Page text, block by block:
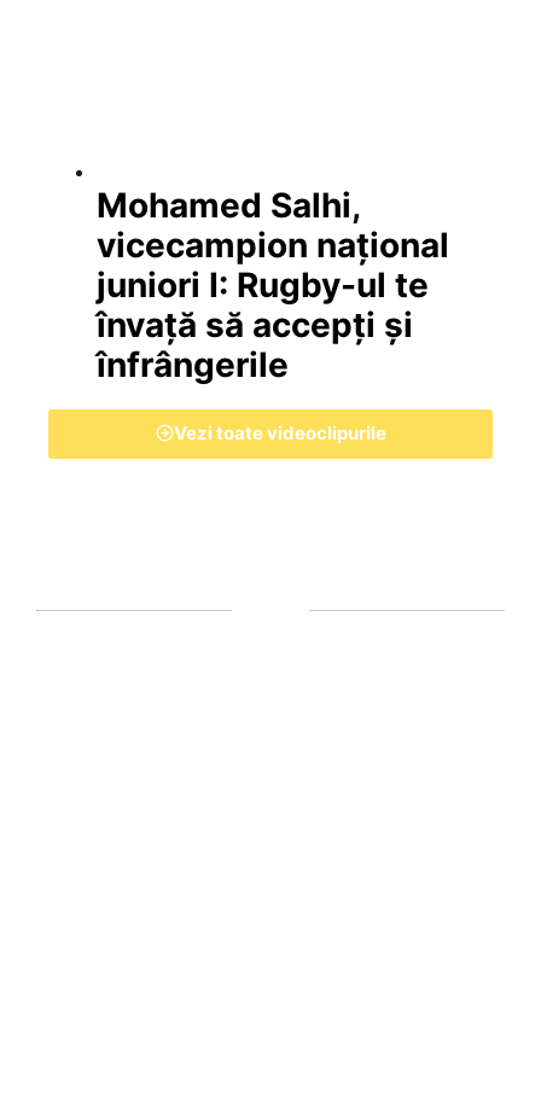
Mohamed Salhi,
vicecampion național
juniori I: Rugby-ul te
învață să accepți și
înfrângerile
Vezi toate videoclipurile